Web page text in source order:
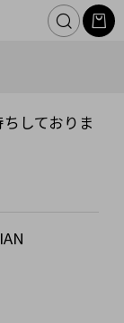
しておりま